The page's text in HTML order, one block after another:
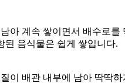
아 계속 쌓이면서 배수로를
된 음식물은 쉽게 쌓입니다.
이 배관 내부에 남아 딱딱하